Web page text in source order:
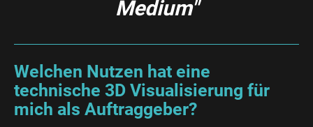
Medium"
Welchen Nutzen hat eine
technische 3D Visualisierung für
mich als Auftraggeber?